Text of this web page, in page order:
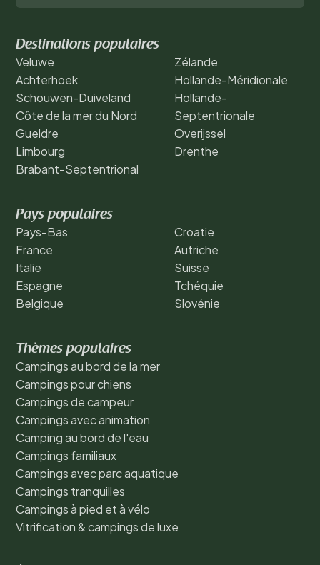
Destinations populaires
Veluwe
Achterhoek
Schouwen-Duiveland
Côte de la mer du Nord
Gueldre
Limbourg
Brabant-Septentrional
Zélande
Hollande-Méridionale
Hollande-
Septentrionale
Overijssel
Drenthe
Pays populaires
Pays-Bas
France
Italie
Espagne
Belgique
Croatie
Autriche
Suisse
Tchéquie
Slovénie
Thèmes populaires
Campings au bord de la mer
Campings pour chiens
Campings de campeur
Campings avec animation
Camping au bord de l'eau
Campings familiaux
Campings avec parc aquatique
Campings tranquilles
Campings à pied et à vélo
Vitrification & campings de luxe